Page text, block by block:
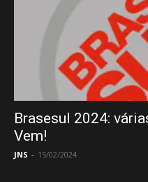
Brasesul 2024:
Vem!
JNS - 15/02/2024